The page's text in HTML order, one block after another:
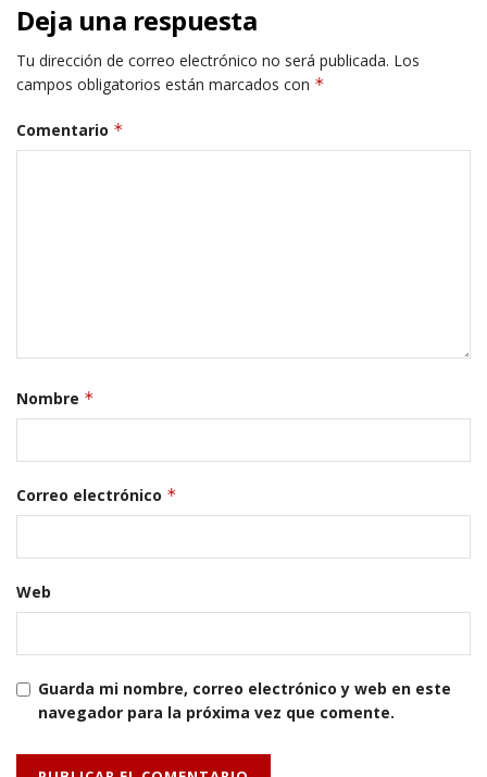
Deja una respuesta
Tu dirección de correo electrónico no será publicada. Los
campos obligatorios están marcados con *
Comentario *
Nombre *
Correo electrónico *
Web
Guarda mi nombre, correo electrónico y web en este
navegador para la próxima vez que comente.